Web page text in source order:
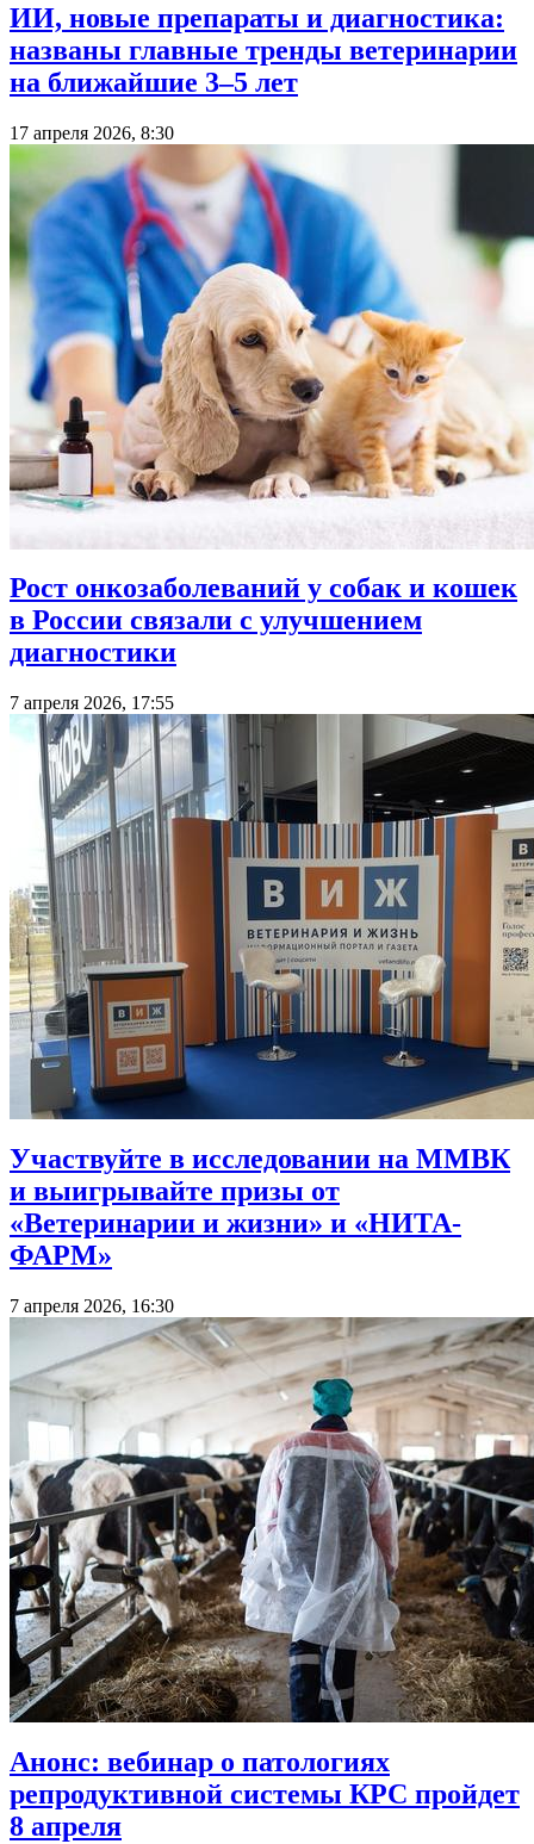
ИИ, новые препараты и диагностика:
названы главные тренды ветеринарии
на ближайшие 3–5 лет
17 апреля 2026, 8:30
Рост онкозаболеваний у собак и кошек
в России связали с улучшением
диагностики
7 апреля 2026, 17:55
Участвуйте в исследовании на ММВК
и выигрывайте призы от
«Ветеринарии и жизни» и «НИТА-
ФАРМ»
7 апреля 2026, 16:30
Анонс: вебинар о патологиях
репродуктивной системы КРС пройдет
8 апреля